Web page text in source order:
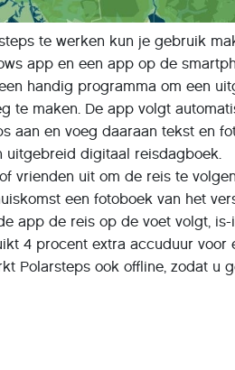
te werken kun je gebruik
app en een app op de
handig programma om een
te maken. De app volgt
aan en voeg daaraan tekst en
uitgebreid digitaal reisdagboek.
vrienden uit om de reis te
een fotoboek van het
app de reis op de voet volgt,
4 procent extra accuduur voor
Polarsteps ook offline, zodat u